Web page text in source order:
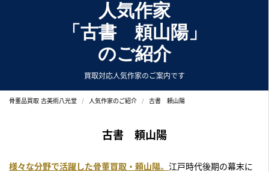
人気作家
「古書 頼山陽」
のご紹介
買取対応人気作家のご案内です
骨董品買取 古美術八光堂 人気作家のご紹介 古書 頼山陽
古書 頼山陽
様々な分野で活躍した骨董買取・頼山陽。 江戸時代後期の幕末に